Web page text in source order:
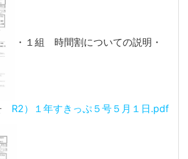
・１組 時間割についての説明・
R2）１年すきっぷ５号５月１日.pdf